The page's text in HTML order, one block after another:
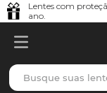
Lentes com
ano.
Busque suas